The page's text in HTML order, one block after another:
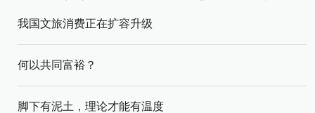
我国文旅消费正在扩容升级
何以共同富裕？
脚下有泥土，理论才能有温度